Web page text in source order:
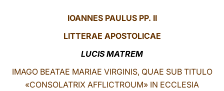
中文
IOANNES PAULUS PP. II
LITTERAE APOSTOLICAE
LUCIS MATREM
IMAGO BEATAE MARIAE VIRGINIS, QUAE SUB TITULO
«CONSOLATRIX AFFLICTROUM» IN ECCLESIA